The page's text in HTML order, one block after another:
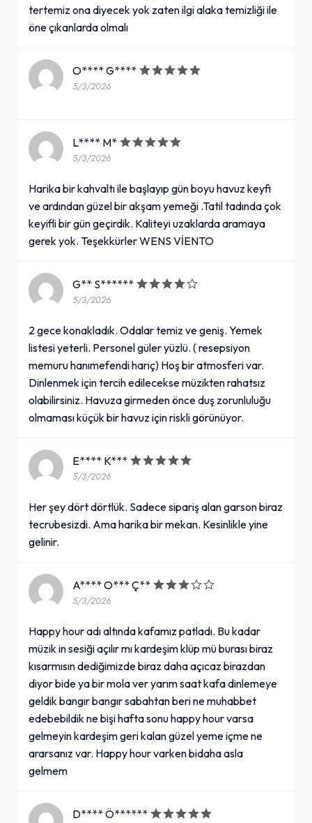
tertemiz ona diyecek yok zaten ilgi alaka temizliği ile
öne çıkanlarda olmalı
O**** G****
5/3/2026
L**** M*
5/3/2026
Harika bir kahvaltı ile başlayıp gün boyu havuz keyfi
ve ardından güzel bir akşam yemeği .Tatil tadında çok
keyifli bir gün geçirdik. Kaliteyi uzaklarda aramaya
gerek yok. Teşekkürler WENS VİENTO
G** S******
5/3/2026
2 gece konakladık. Odalar temiz ve geniş. Yemek
listesi yeterli. Personel güler yüzlü. ( resepsiyon
memuru hanımefendi hariç) Hoş bir atmosferi var.
Dinlenmek için tercih edilecekse müzikten rahatsız
olabilirsiniz. Havuza girmeden önce duş zorunluluğu
olmaması küçük bir havuz için riskli görünüyor.
E**** K***
5/3/2026
Her şey dört dörtlük. Sadece sipariş alan garson biraz
tecrubesizdi. Ama harika bir mekan. Kesinlikle yine
gelinir.
A**** O*** Ç**
5/3/2026
Happy hour adı altında kafamız patladı. Bu kadar
müzik in sesiği açılır mı kardeşim klüp mü burası biraz
kısarmısın dediğimizde biraz daha açıcaz birazdan
diyor bide ya bir mola ver yarım saat kafa dinlemeye
geldik bangır bangır sabahtan beri ne muhabbet
edebebildik ne bişi hafta sonu happy hour varsa
gelmeyin kardeşim geri kalan güzel yeme içme ne
ararsanız var. Happy hour varken bidaha asla
gelmem
D**** Ö******